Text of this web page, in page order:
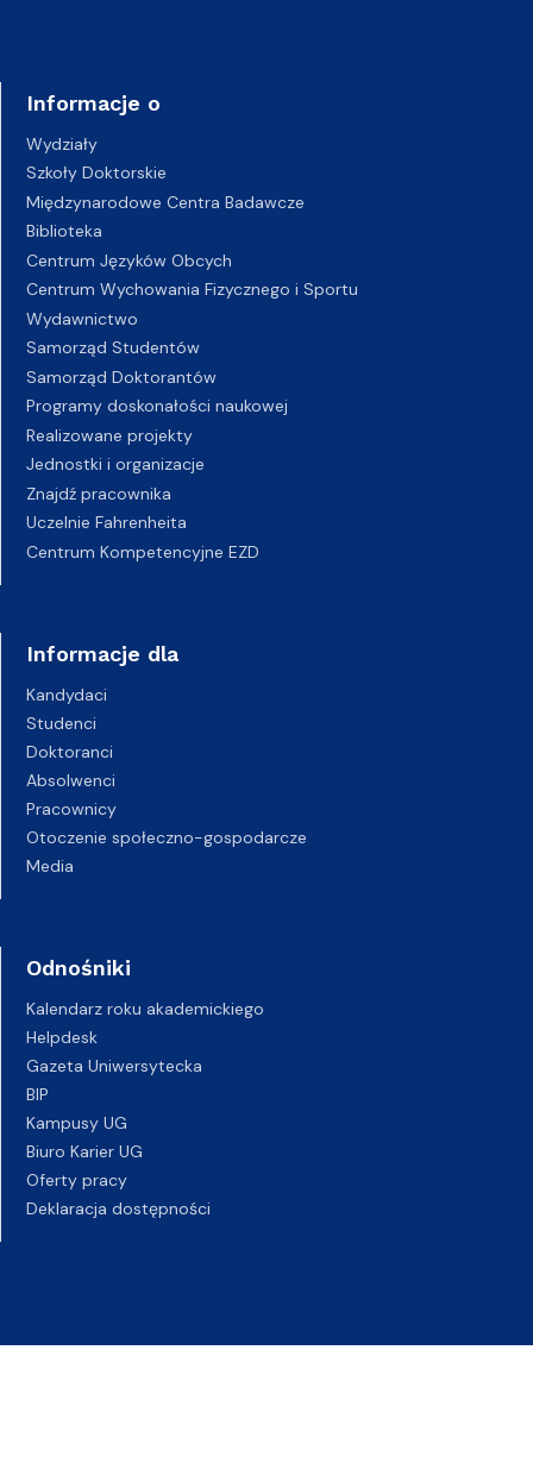
Informacje o
Wydziały
Szkoły Doktorskie
Międzynarodowe Centra Badawcze
Biblioteka
Centrum Języków Obcych
Centrum Wychowania Fizycznego i Sportu
Wydawnictwo
Samorząd Studentów
Samorząd Doktorantów
Programy doskonałości naukowej
Realizowane projekty
Jednostki i organizacje
Znajdź pracownika
Uczelnie Fahrenheita
Centrum Kompetencyjne EZD
Informacje dla
Kandydaci
Studenci
Doktoranci
Absolwenci
Pracownicy
Otoczenie społeczno-gospodarcze
Media
Odnośniki
Kalendarz roku akademickiego
Helpdesk
Gazeta Uniwersytecka
BIP
Kampusy UG
Biuro Karier UG
Oferty pracy
Deklaracja dostępności